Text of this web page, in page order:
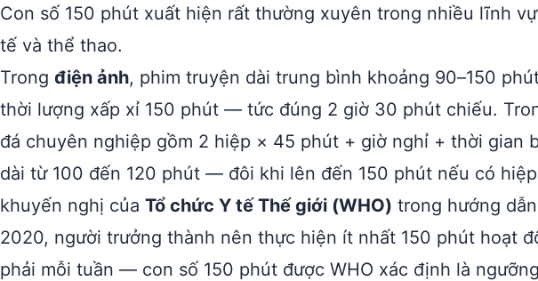
Con số 150 phút xuất hiện rất thường xuyên trong nhiều lĩnh
tế và thể thao.
Trong điện ảnh, phim truyện dài trung bình khoảng 90–150
thời lượng xấp xỉ 150 phút — tức đúng 2 giờ 30 phút chiếu.
đá chuyên nghiệp gồm 2 hiệp × 45 phút + giờ nghỉ + thời gian
dài từ 100 đến 120 phút — đôi khi lên đến 150 phút nếu có
khuyến nghị của Tổ chức Y tế Thế giới (WHO) trong hướng
2020, người trưởng thành nên thực hiện ít nhất 150 phút hoạt
phải mỗi tuần — con số 150 phút được WHO xác định là